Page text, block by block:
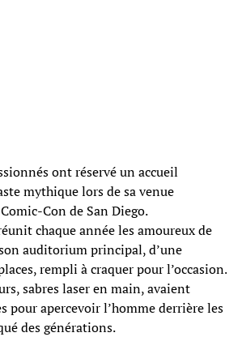
ont réservé un accueil
mythique lors de sa venue
Con de San Diego.
chaque année les amoureux de
auditorium principal, d’une
rempli à craquer pour l’occasion.
sabres laser en main, avaient
pour apercevoir l’homme derrière les
des générations.